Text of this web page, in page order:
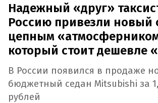
Надежный «друг»
Россию привезли новый
цепным
который стоит дешевле
В России появился в продаже
бюджетный седан Mitsubishi за
рублей